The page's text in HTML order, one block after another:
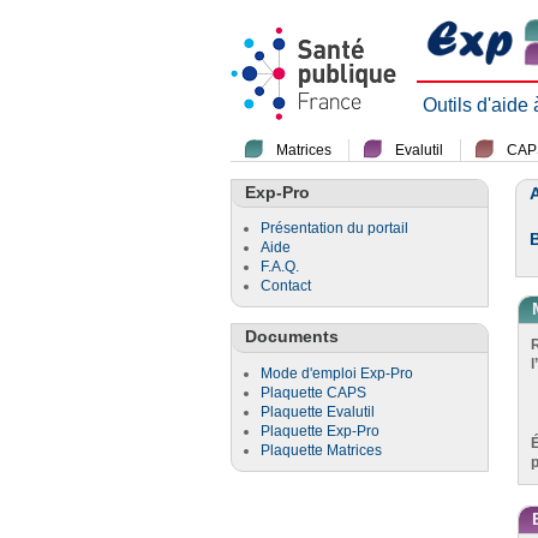
Outils d'aide
Matrices Evalutil
Exp-Pro
Présentation du portail
Aide
F.A.Q.
Contact
Documents
Mode d'emploi Exp-Pro
Plaquette CAPS
Plaquette Evalutil
Plaquette Exp-Pro
Plaquette Matrices